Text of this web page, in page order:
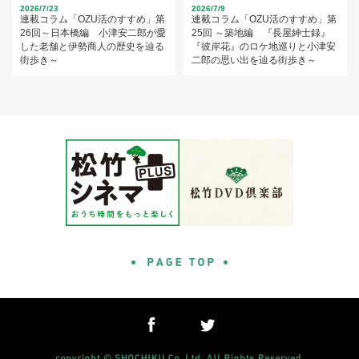
2026/7/23
連載コラム「OZU活のすすめ」第
26回～日本橋編 小津安二郎が愛
した老舗と伊勢商人の歴史を辿る
街歩き～
2026/7/9
連載コラム「OZU活のすすめ」第
25回 ～築地編 『長屋紳士録』
『彼岸花』のロケ地巡りと小津安
二郎の思い出を辿る街歩き～